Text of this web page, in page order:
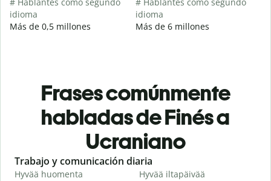
idioma
Más de 0,5 millones
idioma
Más de 6 millones
Frases comúnmente
habladas de Finés a
Ucraniano
Slide 1 of 6
Trabajo y comunicación diaria
Hyvää huomenta
Hyvää iltapäivää